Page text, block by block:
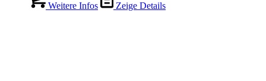
Weitere Infos Zeige Details